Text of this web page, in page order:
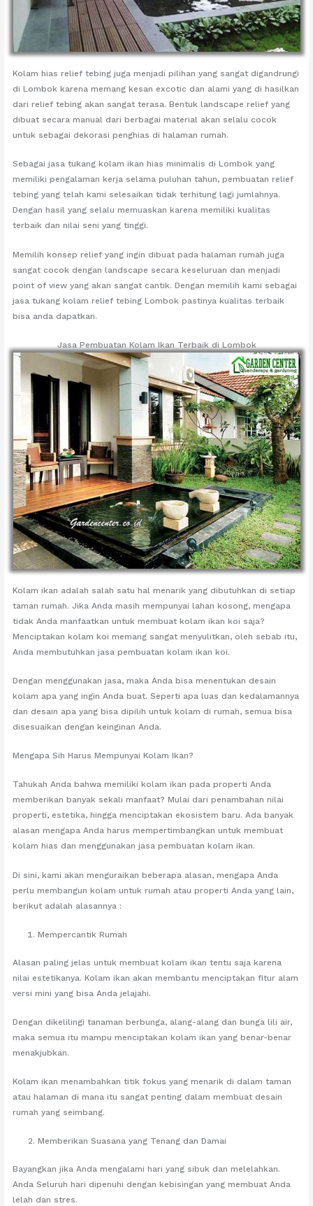
Kolam hias relief tebing juga menjadi pilihan yang sangat digandrungi
di Lombok karena memang kesan excotic dan alami yang di hasilkan
dari relief tebing akan sangat terasa. Bentuk landscape relief yang
dibuat secara manual dari berbagai material akan selalu cocok
untuk sebagai dekorasi penghias di halaman rumah.
Sebagai jasa tukang kolam ikan hias minimalis di Lombok yang
memiliki pengalaman kerja selama puluhan tahun, pembuatan relief
tebing yang telah kami selesaikan tidak terhitung lagi jumlahnya.
Dengan hasil yang selalu memuaskan karena memiliki kualitas
terbaik dan nilai seni yang tinggi.
Memilih konsep relief yang ingin dibuat pada halaman rumah juga
sangat cocok dengan landscape secara keseluruan dan menjadi
point of view yang akan sangat cantik. Dengan memilih kami sebagai
jasa tukang kolam relief tebing Lombok pastinya kualitas terbaik
bisa anda dapatkan.
Jasa Pembuatan Kolam Ikan Terbaik di Lombok
Kolam ikan adalah salah satu hal menarik yang dibutuhkan di setiap
taman rumah. Jika Anda masih mempunyai lahan kosong, mengapa
tidak Anda manfaatkan untuk membuat kolam ikan koi saja?
Menciptakan kolam koi memang sangat menyulitkan, oleh sebab itu,
Anda membutuhkan jasa pembuatan kolam ikan koi.
Dengan menggunakan jasa, maka Anda bisa menentukan desain
kolam apa yang ingin Anda buat. Seperti apa luas dan kedalamannya
dan desain apa yang bisa dipilih untuk kolam di rumah, semua bisa
disesuaikan dengan keinginan Anda.
Mengapa Sih Harus Mempunyai Kolam Ikan?
Tahukah Anda bahwa memiliki kolam ikan pada properti Anda
memberikan banyak sekali manfaat? Mulai dari penambahan nilai
properti, estetika, hingga menciptakan ekosistem baru. Ada banyak
alasan mengapa Anda harus mempertimbangkan untuk membuat
kolam hias dan menggunakan jasa pembuatan kolam ikan.
Di sini, kami akan menguraikan beberapa alasan, mengapa Anda
perlu membangun kolam untuk rumah atau properti Anda yang lain,
berikut adalah alasannya :
Mempercantik Rumah
Alasan paling jelas untuk membuat kolam ikan tentu saja karena
nilai estetikanya. Kolam ikan akan membantu menciptakan fitur alam
versi mini yang bisa Anda jelajahi.
Dengan dikelilingi tanaman berbunga, alang-alang dan bunga lili air,
maka semua itu mampu menciptakan kolam ikan yang benar-benar
menakjubkan.
Kolam ikan menambahkan titik fokus yang menarik di dalam taman
atau halaman di mana itu sangat penting dalam membuat desain
rumah yang seimbang.
Memberikan Suasana yang Tenang dan Damai
Bayangkan jika Anda mengalami hari yang sibuk dan melelahkan.
Anda Seluruh hari dipenuhi dengan kebisingan yang membuat Anda
lelah dan stres.